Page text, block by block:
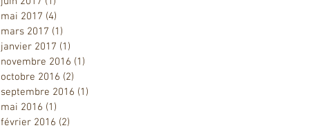
mai 2017 (4)
mars 2017 (1)
janvier 2017 (1)
novembre 2016 (1)
octobre 2016 (2)
septembre 2016 (1)
mai 2016 (1)
février 2016 (2)